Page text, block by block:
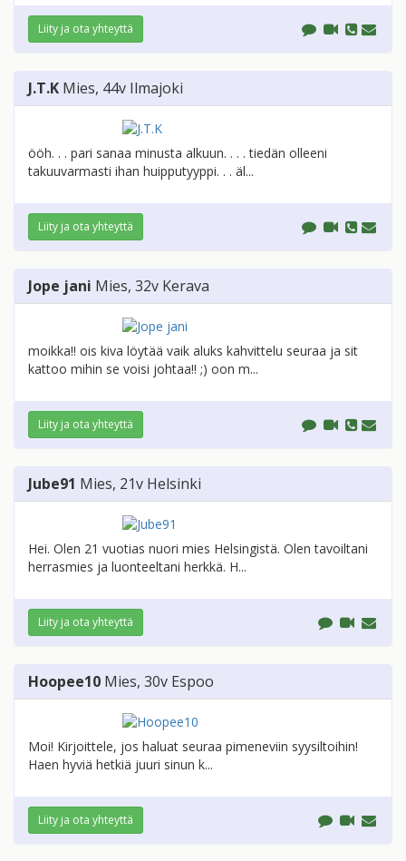
Liity ja ota yhteyttä
J.T.K Mies, 44v Ilmajoki
ööh. . . pari sanaa minusta alkuun. . . . tiedän olleeni
takuuvarmasti ihan huipputyyppi. . . äl...
Liity ja ota yhteyttä
Jope jani Mies, 32v Kerava
moikka!! ois kiva löytää vaik aluks kahvittelu seuraa ja sit
kattoo mihin se voisi johtaa!! ;) oon m...
Liity ja ota yhteyttä
Jube91 Mies, 21v Helsinki
Hei. Olen 21 vuotias nuori mies Helsingistä. Olen tavoiltani
herrasmies ja luonteeltani herkkä. H...
Liity ja ota yhteyttä
Hoopee10 Mies, 30v Espoo
Moi! Kirjoittele, jos haluat seuraa pimeneviin syysiltoihin!
Haen hyviä hetkiä juuri sinun k...
Liity ja ota yhteyttä